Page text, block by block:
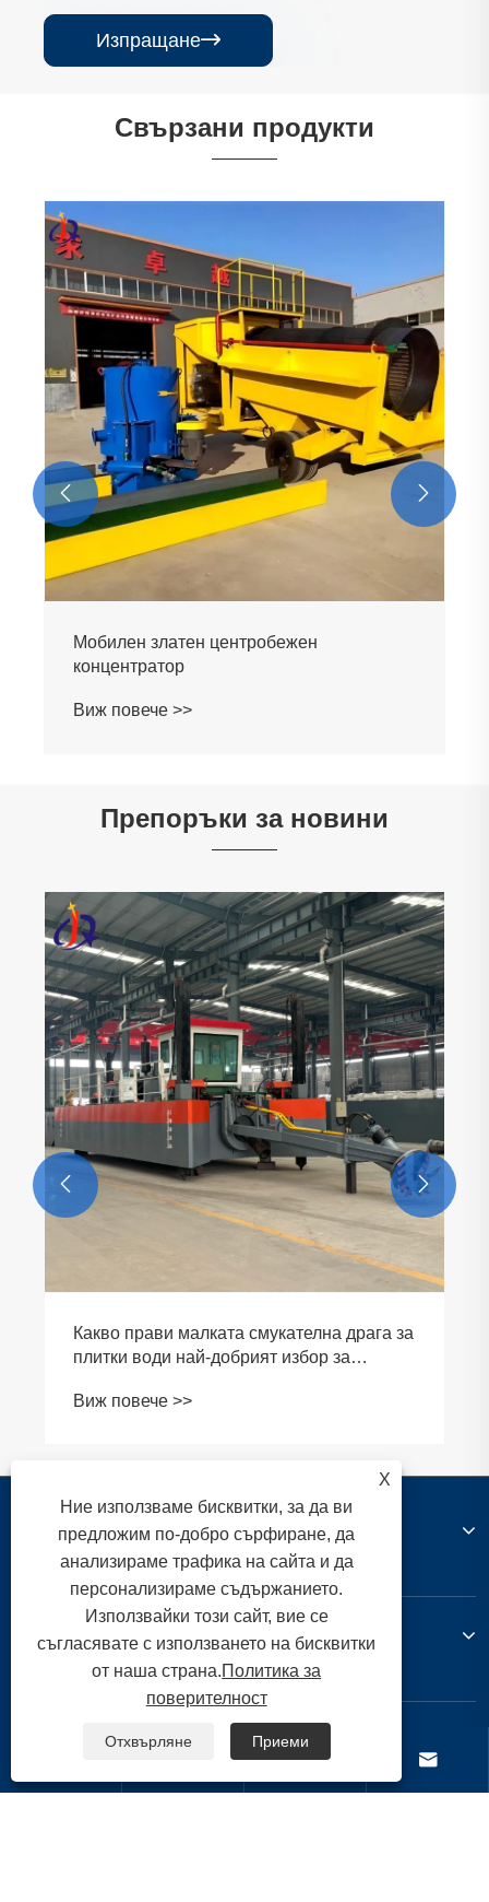
Изпращане
Свързани продукти
Мобилен златен центробежен
концентратор
Виж повече >>
 
Препоръки за новини
Какво прави малката смукателна драга за
плитки води най-добрият избор за
Виж повече >>
 
За нас
Свържете се с нас
 
X
Ние използваме бисквитки, за да ви
предложим по-добро сърфиране, да
анализираме трафика на сайта и да
персонализираме съдържанието.
Използвайки този сайт, вие се
съгласявате с използването на бисквитки
от наша страна.Политика за
поверителност
Отхвърляне Приеми